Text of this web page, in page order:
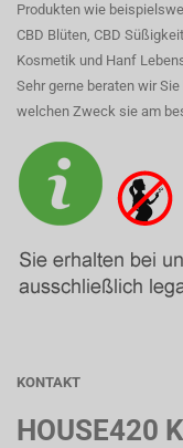
Produkten wie
CBD Blüten, CBD
Kosmetik und Hanf
Sehr gerne beraten wir
welchen Zweck sie am
KONTAKT
HOUSE420